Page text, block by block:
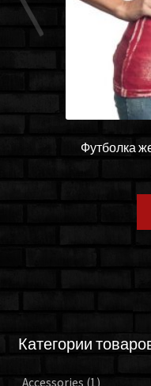
Футболка
Категории
Accessories (1)